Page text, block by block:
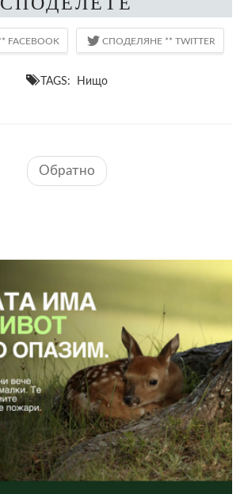
TAGS: Нищо
Обратно